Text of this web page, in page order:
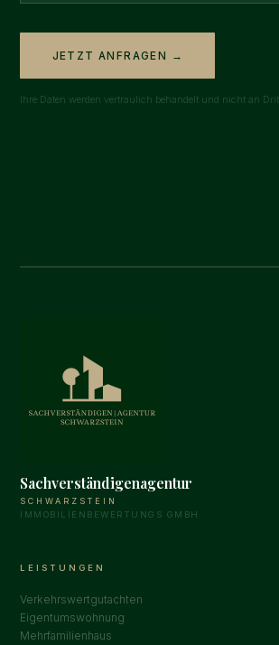
JETZT ANFRAGEN →
Ihre Daten werden vertraulich behandelt und nicht an
Sachverständigenagentur
SCHWARZSTEIN
IMMOBILIENBEWERTUNGS GMBH
LEISTUNGEN
Verkehrswertgutachten
Eigentumswohnung
Mehrfamilienhaus